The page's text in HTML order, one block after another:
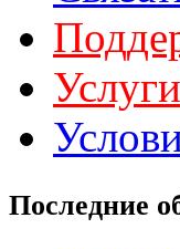
Последние